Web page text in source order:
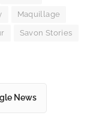
Maquillage
Savon Stories
News